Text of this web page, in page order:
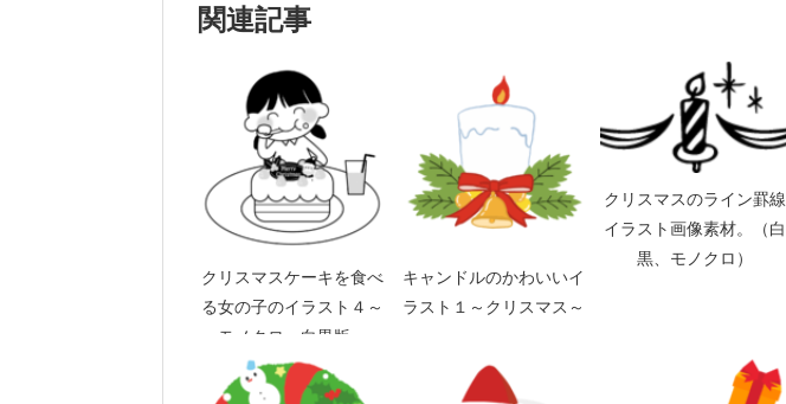
関連記事
クリスマスケーキを食べ
る女の子のイラスト４～
モノクロ、白黒版～
キャンドルのかわいいイ
ラスト１～クリスマス～
クリスマスのライン罫線
イラスト画像素材。（白
黒、モノクロ）